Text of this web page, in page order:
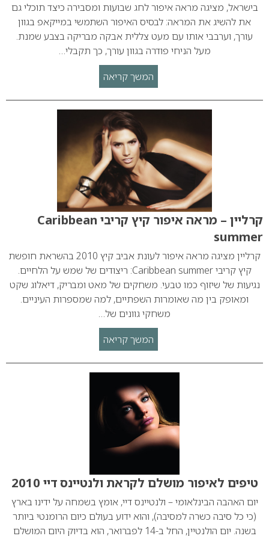
בישראל, מציגה מראה איפור לחג שבועות ומסבירה כיצד תוכלי גם
את להשיג את המראה: לבסיס האיפור השתמשי במייקאפ בגוון
עורך, וערבבי אותו עם מעט צללית אבקה מבריקה בצבע שמנת.
מעל הניחי פודרה בגוון עורך, כך תקבלי…
המשך קריאה
קרליין – מראה איפור קיץ קריבי Caribbean
summer
קרליין מציגה מראה איפור לעונת אביב קיץ 2010 בהשראת חופשת
קיץ קריבי Caribbean summer: ריצודים של שמש על הלחיים.
נגיעות של שיזוף כמו טבעי. משחקים של מאט ומבריק, דיאלוג שקט
ומאופק בין מה שאומרות השפתיים, למה שמספרות העיניים.
משחקי גוונים של…
המשך קריאה
טיפים לאיפור מושלם לקראת ולנטיינס דיי 2010
יום האהבה הבינלאומי – ולנטיינס דיי, אומץ בשמחה על ידינו בארץ
(כי כל סיבה כשרה למסיבה), והוא ידוע בעולם כיום הרומנטי ביותר
בשנה. יום הולנטיין, החל ב-14 לפברואר, הוא בדיוק היום המושלם